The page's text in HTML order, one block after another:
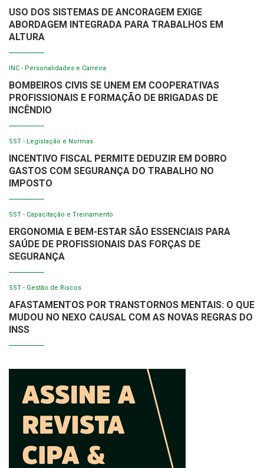
USO DOS SISTEMAS DE ANCORAGEM EXIGE
ABORDAGEM INTEGRADA PARA TRABALHOS EM
ALTURA
INC - Personalidades e Carreira
BOMBEIROS CIVIS SE UNEM EM COOPERATIVAS
PROFISSIONAIS E FORMAÇÃO DE BRIGADAS DE
INCÊNDIO
SST - Legislação e Normas
INCENTIVO FISCAL PERMITE DEDUZIR EM DOBRO
GASTOS COM SEGURANÇA DO TRABALHO NO
IMPOSTO
SST - Capacitação e Treinamento
ERGONOMIA E BEM-ESTAR SÃO ESSENCIAIS PARA
SAÚDE DE PROFISSIONAIS DAS FORÇAS DE
SEGURANÇA
SST - Gestão de Riscos
AFASTAMENTOS POR TRANSTORNOS MENTAIS: O QUE
MUDOU NO NEXO CAUSAL COM AS NOVAS REGRAS DO
INSS